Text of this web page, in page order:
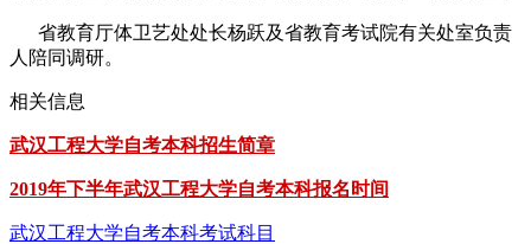
省教育厅体卫艺处处长杨跃及省教育考试院有关处室负责
人陪同调研。
相关信息
武汉工程大学自考本科招生简章
2019年下半年武汉工程大学自考本科报名时间
武汉工程大学自考本科考试科目